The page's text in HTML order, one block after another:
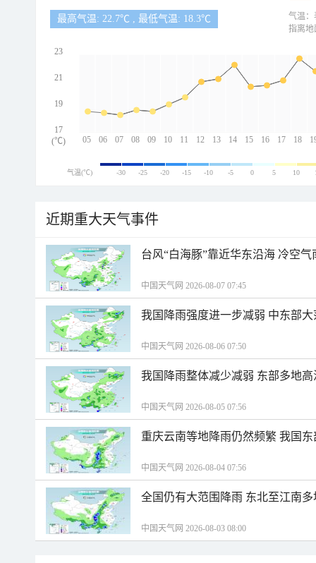
最高气温: 22.7℃ , 最低气温: 18.3℃
05 06 07 08 09 10 11 12 13 14 15 16 17 18
23
21
19
17
(℃)
气温：
指离地
气温(℃) -30 -25 -20 -15 -10 -5 0 5 10
近期重大天气事件
台风“白海豚”靠近华东沿海 冷空
中国天气网 2026-08-07 07:45
我国降雨强度进一步减弱 中东部
中国天气网 2026-08-06 07:50
我国降雨整体减少减弱 东部多地
中国天气网 2026-08-05 07:56
重庆云南等地降雨仍然频繁 我国
中国天气网 2026-08-04 07:56
全国仍有大范围降雨 东北至江南
中国天气网 2026-08-03 08:00